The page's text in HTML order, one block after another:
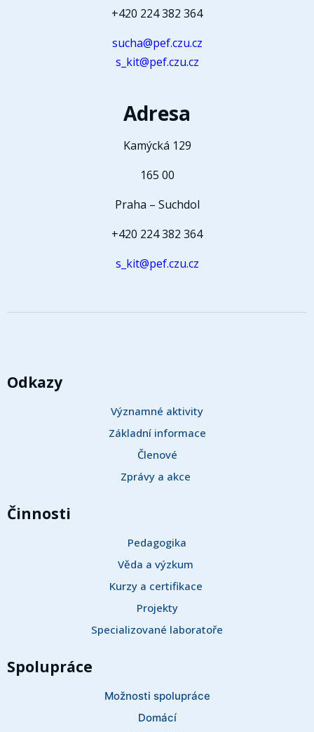
+420 224 382 364
sucha@pef.czu.cz
s_kit@pef.czu.cz
Adresa
Kamýcká 129
165 00
Praha – Suchdol
+420 224 382 364
s_kit@pef.czu.cz
Odkazy
Významné aktivity
Základní informace
Členové
Zprávy a akce
Činnosti
Pedagogika
Věda a výzkum
Kurzy a certifikace
Projekty
Specializované laboratoře
Spolupráce
Možnosti spolupráce
Domácí